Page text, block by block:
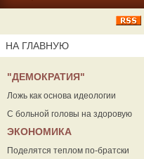
НА ГЛАВНУЮ
"ДЕМОКРАТИЯ"
Ложь как основа идеологии
С больной головы на здоровую
ЭКОНОМИКА
Поделятся теплом по-братски